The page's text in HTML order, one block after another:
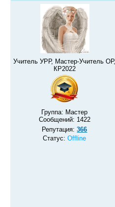
Учитель УРР, Мастер-Учитель ОР,
КР2022
Группа: Мастер
Сообщений: 1422
Репутация:366
Статус:Offline